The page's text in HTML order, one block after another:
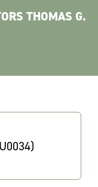
THOMAS G.